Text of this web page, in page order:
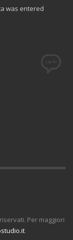
was entered
Per maggiori
.